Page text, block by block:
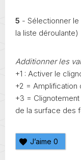
5 - Sélectionner le
la liste déroulante)
Additionner les
+1 : Activer le
+2 =
+3 =
de la surface des
J’aime 0